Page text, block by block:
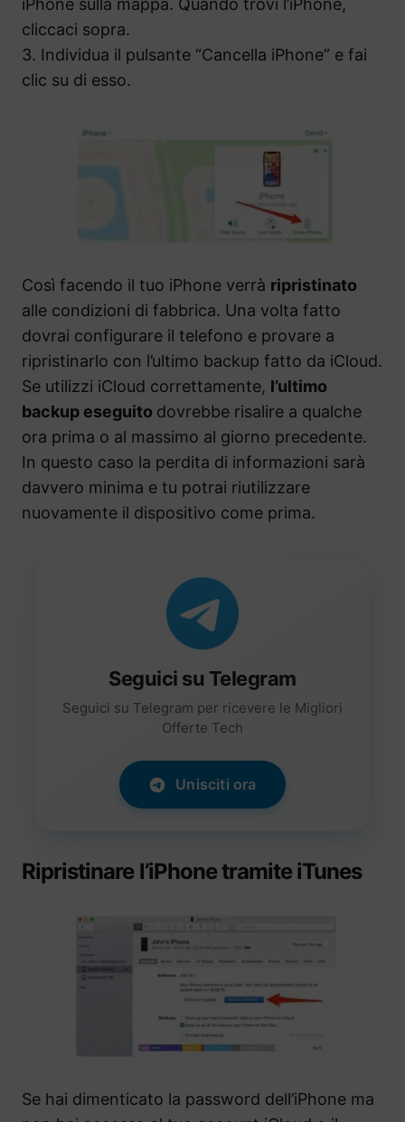
iPhone sulla mappa. Quando trovi l’iPhone,
cliccaci sopra.
3. Individua il pulsante “Cancella iPhone” e fai
clic su di esso.
Così facendo il tuo iPhone verrà ripristinato
alle condizioni di fabbrica. Una volta fatto
dovrai configurare il telefono e provare a
ripristinarlo con l’ultimo backup fatto da iCloud.
Se utilizzi iCloud correttamente, l’ultimo
backup eseguito dovrebbe risalire a qualche
ora prima o al massimo al giorno precedente.
In questo caso la perdita di informazioni sarà
davvero minima e tu potrai riutilizzare
nuovamente il dispositivo come prima.
Seguici su Telegram
Seguici su Telegram per ricevere le Migliori
Offerte Tech
Unisciti ora
Ripristinare l’iPhone tramite iTunes
Se hai dimenticato la password dell’iPhone ma